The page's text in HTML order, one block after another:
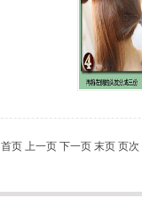
首页 上一页 下一页 末页页次